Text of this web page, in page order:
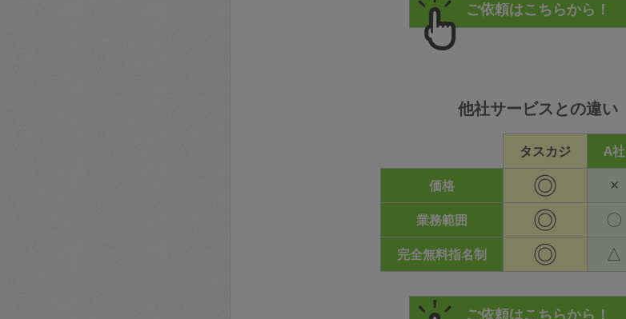
他社サービスとの違い
タスカジ A社
価格
◎ ×
業務範囲 ◎ 〇
完全無料指名制 ◎ △